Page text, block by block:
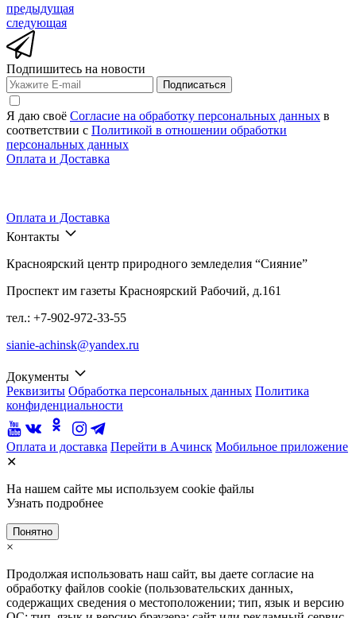
предыдущая
следующая
Подпишитесь на новости
Подписаться
Я даю своё Согласие на обработку персональных данных в
соответствии с Политикой в отношении обработки
персональных данных
Оплата и Доставка
Оплата и Доставка
Контакты
Красноярский центр природного земледелия “Сияние”
Проспект им газеты Красноярский Рабочий, д.161
тел.: +7-902-972-33-55
sianie-achinsk@yandex.ru
Документы
Реквизиты Обработка персональных данных Политика
конфиденциальности
Оплата и доставка Перейти в Ачинск Мобильное приложение
✕
На нашем сайте мы используем cookie файлы
Узнать подробнее
Понятно
×
Продолжая использовать наш сайт, вы даете согласие на
обработку файлов cookie (пользовательских данных,
содержащих сведения о местоположении; тип, язык и версию